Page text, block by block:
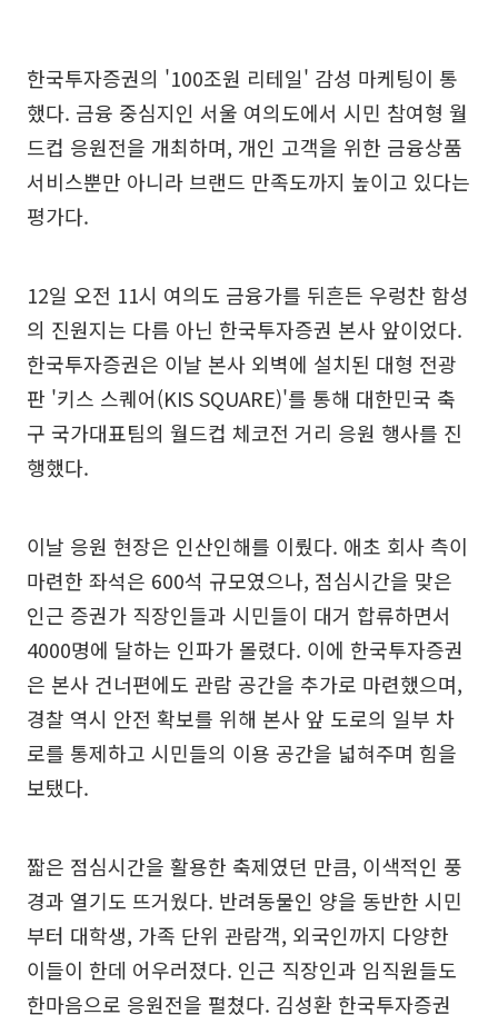
한국투자증권의 '100조원 리테일' 감성 마케팅이 통
했다. 금융 중심지인 서울 여의도에서 시민 참여형 월
드컵 응원전을 개최하며, 개인 고객을 위한 금융상품
서비스뿐만 아니라 브랜드 만족도까지 높이고 있다는
평가다.
12일 오전 11시 여의도 금융가를 뒤흔든 우렁찬 함성
의 진원지는 다름 아닌 한국투자증권 본사 앞이었다.
한국투자증권은 이날 본사 외벽에 설치된 대형 전광
판 '키스 스퀘어(KIS SQUARE)'를 통해 대한민국 축
구 국가대표팀의 월드컵 체코전 거리 응원 행사를 진
행했다.
이날 응원 현장은 인산인해를 이뤘다. 애초 회사 측이
마련한 좌석은 600석 규모였으나, 점심시간을 맞은
인근 증권가 직장인들과 시민들이 대거 합류하면서
4000명에 달하는 인파가 몰렸다. 이에 한국투자증권
은 본사 건너편에도 관람 공간을 추가로 마련했으며,
경찰 역시 안전 확보를 위해 본사 앞 도로의 일부 차
로를 통제하고 시민들의 이용 공간을 넓혀주며 힘을
보탰다.
짧은 점심시간을 활용한 축제였던 만큼, 이색적인 풍
경과 열기도 뜨거웠다. 반려동물인 양을 동반한 시민
부터 대학생, 가족 단위 관람객, 외국인까지 다양한
이들이 한데 어우러졌다. 인근 직장인과 임직원들도
한마음으로 응원전을 펼쳤다. 김성환 한국투자증권